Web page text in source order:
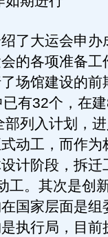
大运会申办
的各项准备工
场馆建设的前
有32个，在
列入计划，
动工，而作为
计阶段，拆迁
工。其次是创
国家层面是组
执行局，目前